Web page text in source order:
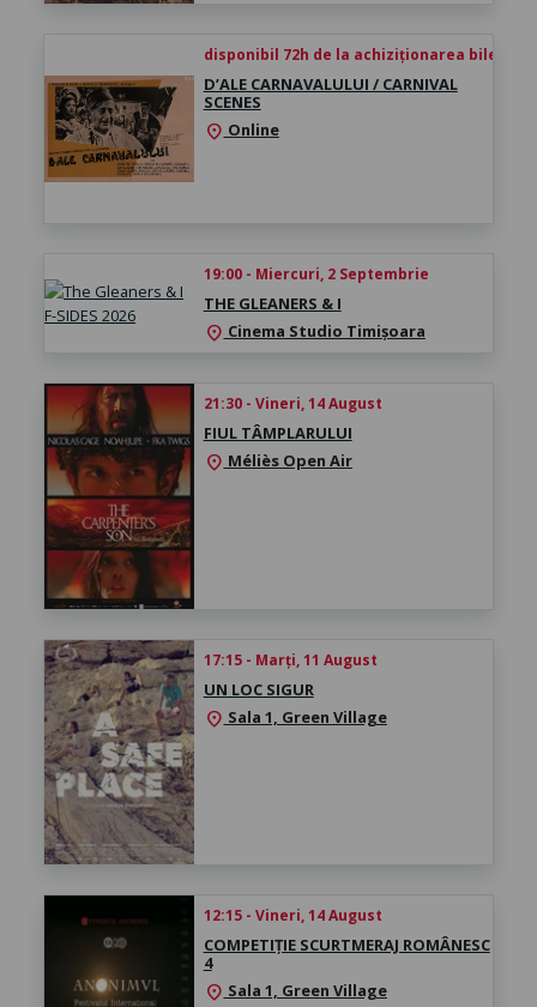
disponibil 72h de la achiziționarea biletului
D’ALE CARNAVALULUI / CARNIVAL
SCENES
location_on Online
19:00 - Miercuri, 2 Septembrie
THE GLEANERS & I
location_on Cinema Studio Timișoara
21:30 - Vineri, 14 August
FIUL TÂMPLARULUI
location_on Méliès Open Air
17:15 - Marți, 11 August
UN LOC SIGUR
location_on Sala 1, Green Village
12:15 - Vineri, 14 August
COMPETIȚIE SCURTMERAJ ROMÂNESC
4
location_on Sala 1, Green Village